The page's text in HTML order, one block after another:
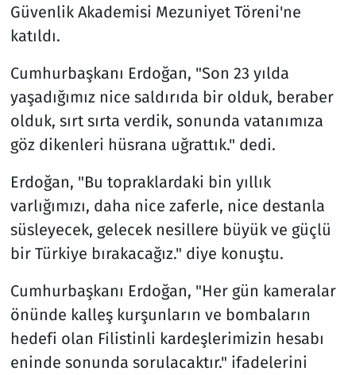
Güvenlik Akademisi Mezuniyet Töreni'ne
katıldı.
Cumhurbaşkanı Erdoğan, "Son 23 yılda
yaşadığımız nice saldırıda bir olduk, beraber
olduk, sırt sırta verdik, sonunda vatanımıza
göz dikenleri hüsrana uğrattık." dedi.
Erdoğan, "Bu topraklardaki bin yıllık
varlığımızı, daha nice zaferle, nice destanla
süsleyecek, gelecek nesillere büyük ve güçlü
bir Türkiye bırakacağız." diye konuştu.
Cumhurbaşkanı Erdoğan, "Her gün kameralar
önünde kalleş kurşunların ve bombaların
hedefi olan Filistinli kardeşlerimizin hesabı
eninde sonunda sorulacaktır." ifadelerini
Televizyon